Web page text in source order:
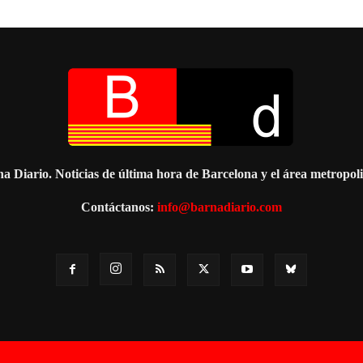
Diario. Noticias de última hora de Barcelona y el área
Contáctanos: info@barnadiario.com